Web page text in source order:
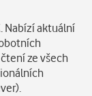
Nabízí aktuální
ze všech